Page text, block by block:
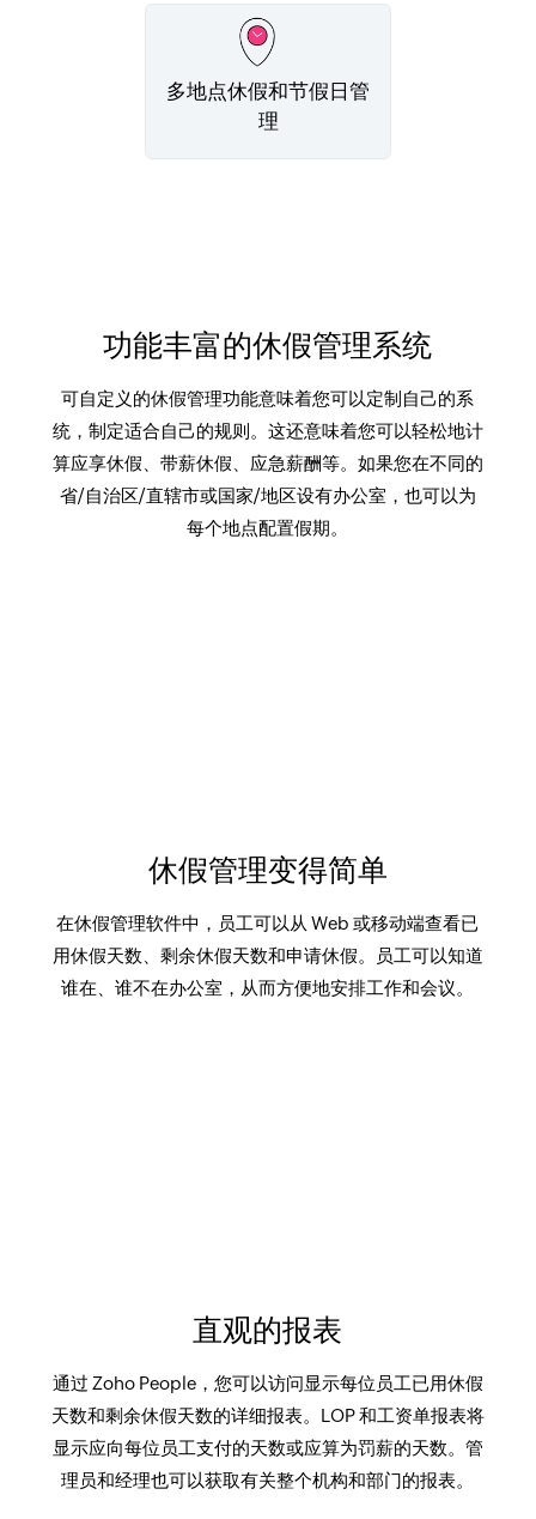
多地点休假和节假日管
理
功能丰富的休假管理系统
可自定义的休假管理功能意味着您可以定制自己的系
统，制定适合自己的规则。这还意味着您可以轻松地计
算应享休假、带薪休假、应急薪酬等。如果您在不同的
省/自治区/直辖市或国家/地区设有办公室，也可以为
每个地点配置假期。
休假管理变得简单
在休假管理软件中，员工可以从 Web 或移动端查看已
用休假天数、剩余休假天数和申请休假。员工可以知道
谁在、谁不在办公室，从而方便地安排工作和会议。
直观的报表
通过 Zoho People，您可以访问显示每位员工已用休假
天数和剩余休假天数的详细报表。LOP 和工资单报表将
显示应向每位员工支付的天数或应算为罚薪的天数。管
理员和经理也可以获取有关整个机构和部门的报表。